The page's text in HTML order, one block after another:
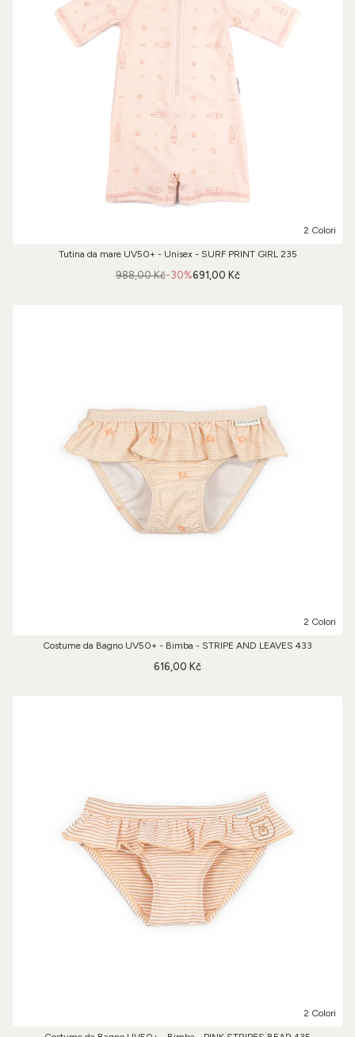
2 Colori
Tutina da mare UV50+ - Unisex - SURF PRINT GIRL 235
-30%
988,00 Kč 691,00 Kč
2 Colori
Costume da Bagno UV50+ - Bimba - STRIPE AND LEAVES 433
616,00 Kč
2 Colori